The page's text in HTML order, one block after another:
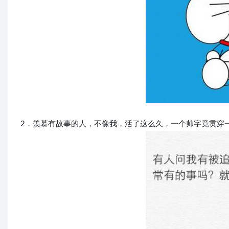
2．羡慕有故事的人，不像我，活了这么久，一个帅字竟贯穿